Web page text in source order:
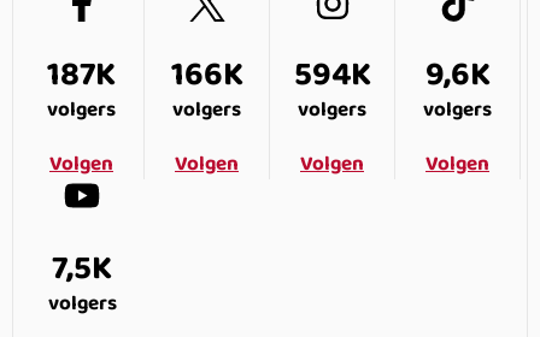
187K
volgers
Volgen
166K
volgers
Volgen
594K
volgers
Volgen
9,6K
volgers
Volgen
7,5K
volgers